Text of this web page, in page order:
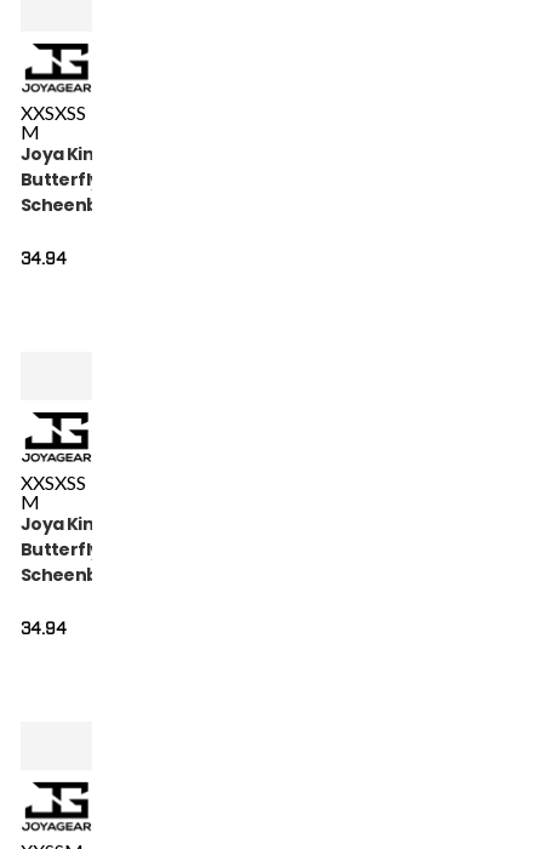
XXSXSS
M
Joya Kinder
Butterfly
Scheenbeschermers
34.94
XXSXSS
M
Joya Kinder
Butterfly
Scheenbeschermers
34.94